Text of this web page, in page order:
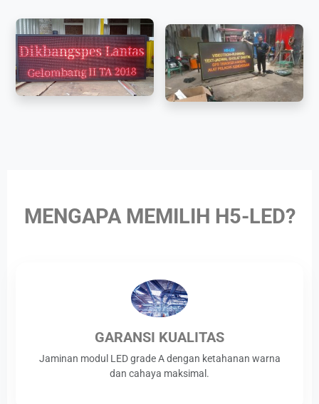
MENGAPA MEMILIH H5-LED?
GARANSI KUALITAS
Jaminan modul LED grade A dengan ketahanan warna
dan cahaya maksimal.